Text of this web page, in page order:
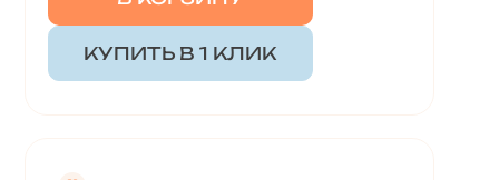
КУПИТЬ В 1 КЛИК